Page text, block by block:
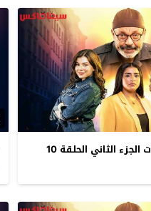
الثاني الحلقة 10